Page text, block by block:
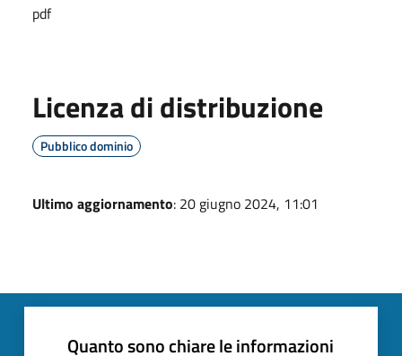
pdf
Licenza di distribuzione
Pubblico dominio
Ultimo aggiornamento: 20 giugno 2024, 11:01
Quanto sono chiare le informazioni